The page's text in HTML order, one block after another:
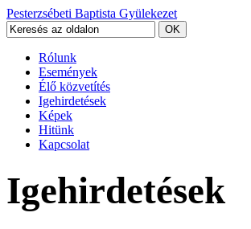
Pesterzsébeti Baptista Gyülekezet
Rólunk
Események
Élő közvetítés
Igehirdetések
Képek
Hitünk
Kapcsolat
Igehirdetések